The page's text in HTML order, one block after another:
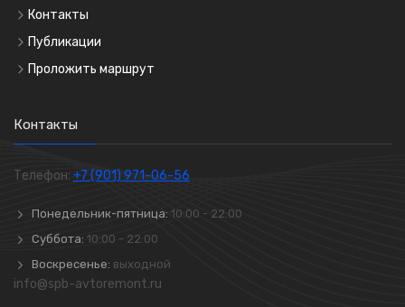
Контакты
Публикации
Проложить маршрут
Контакты
Телефон: +7 (901) 971-06-56
Понедельник-пятница: 10:00 - 22:00
Суббота: 10:00 - 22:00
Воскресенье: выходной
info@spb-avtoremont.ru